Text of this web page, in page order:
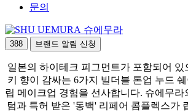
문의
슈에무라
388 브랜드 알림 신청
일본의 하이테크 피그먼트가 포함되어 있
키 향이 감싸는 6가지 빌더블 톤업 누드
립 메이크업 경험을 선사합니다. 슈에무라
텀과 특허 받은 '동백' 리페어 콤플렉스가